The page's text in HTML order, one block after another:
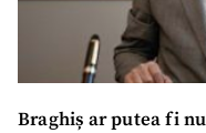
Braghiș ar putea fi